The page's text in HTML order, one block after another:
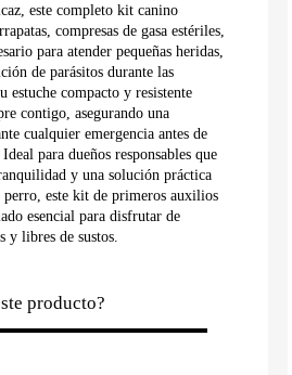
este completo kit canino
compresas de gasa estériles,
para atender pequeñas heridas,
de parásitos durante las
estuche compacto y resistente
contigo, asegurando una
cualquier emergencia antes de
para dueños responsables que
y una solución práctica
perro, este kit de primeros auxilios
esencial para disfrutar de
y libres de sustos.
producto?